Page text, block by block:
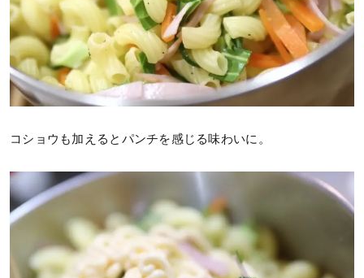
コショウも加えるとパンチを感じる味わいに。